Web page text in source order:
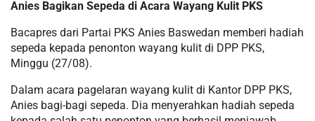
Anies Bagikan Sepeda di Acara Wayang Kulit PKS
Bacapres dari Partai PKS Anies Baswedan memberi hadiah
sepeda kepada penonton wayang kulit di DPP PKS,
Minggu (27/08).
Dalam acara pagelaran wayang kulit di Kantor DPP PKS,
Anies bagi-bagi sepeda. Dia menyerahkan hadiah sepeda